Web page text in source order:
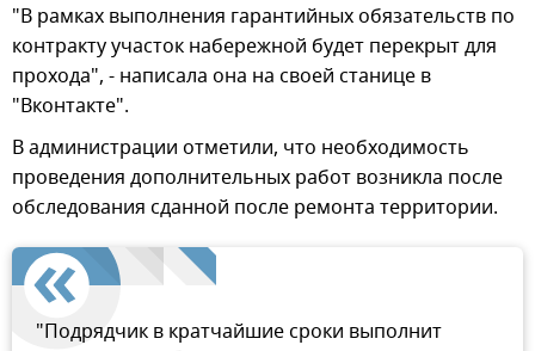
"В рамках выполнения гарантийных обязательств по
контракту участок набережной будет перекрыт для
прохода", - написала она на своей станице в
"Вконтакте".
В администрации отметили, что необходимость
проведения дополнительных работ возникла после
обследования сданной после ремонта территории.
"Подрядчик в кратчайшие сроки выполнит